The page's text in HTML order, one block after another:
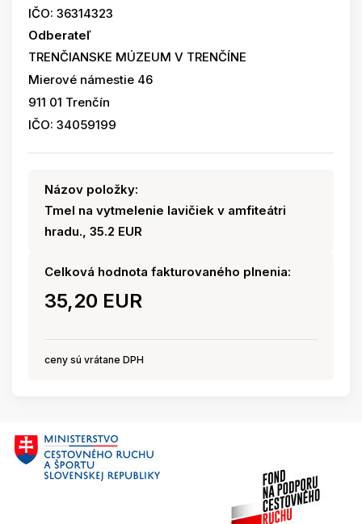
IČO: 36314323
Odberateľ
TRENČIANSKE MÚZEUM V TRENČÍNE
Mierové námestie 46
911 01 Trenčín
IČO: 34059199
Názov položky:
Tmel na vytmelenie lavičiek v amfiteátri
hradu., 35.2 EUR
Celková hodnota fakturovaného plnenia:
35,20 EUR
ceny sú vrátane DPH